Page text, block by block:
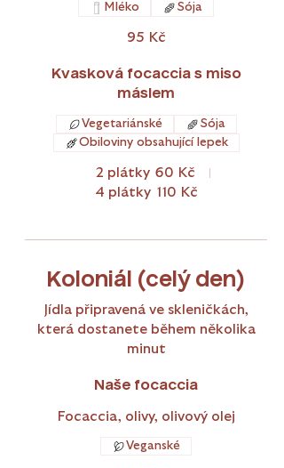
95 Kč
Mléko Sója
Kvasková focaccia s miso
máslem
2 plátky 60 Kč
4 plátky 110 Kč
Vegetariánské
Sója
Obiloviny obsahující lepek
Koloniál (celý den)
Jídla připravená ve skleničkách,
která dostanete během několika
minut
Naše focaccia
Focaccia, olivy, olivový olej
Veganské